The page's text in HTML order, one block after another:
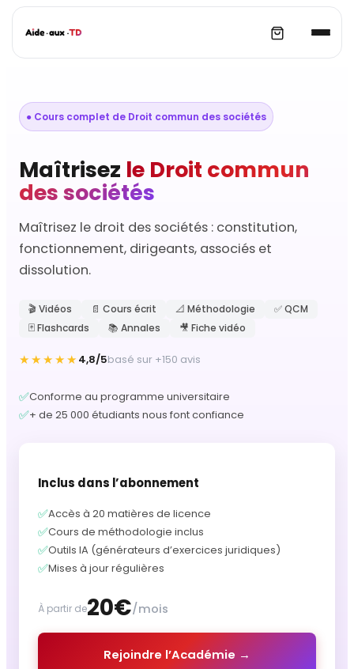
● Cours complet de Droit commun des sociétés
Maîtrisez le Droit commun
des sociétés
Maîtrisez le droit des sociétés : constitution,
fonctionnement, dirigeants, associés et
dissolution.
🎬 Vidéos 📄 Cours écrit 📐 Méthodologie
✅ QCM
🃏 Flashcards
📚 Annales 🎥 Fiche vidéo
★★★★★ 4,8/5basé sur +150 avis
✅Conforme au programme universitaire
✅+ de 25 000 étudiants nous font confiance
Inclus dans l’abonnement
✅Accès à 20 matières de licence
✅Cours de méthodologie inclus
✅Outils IA (générateurs d’exercices juridiques)
✅Mises à jour régulières
À partir de20€/mois
Rejoindre l’Académie →